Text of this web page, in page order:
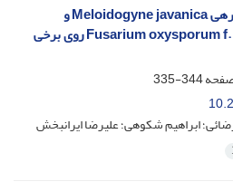
بررسی تعامل بین نماتد ریشه‌گرهی Meloidogyne javanica و
Fusarium oxysporum f. sp. radicis-cucumerinum روی برخی
344-335
ابراهیم شکوهی؛ علیرضا ایرانبخش